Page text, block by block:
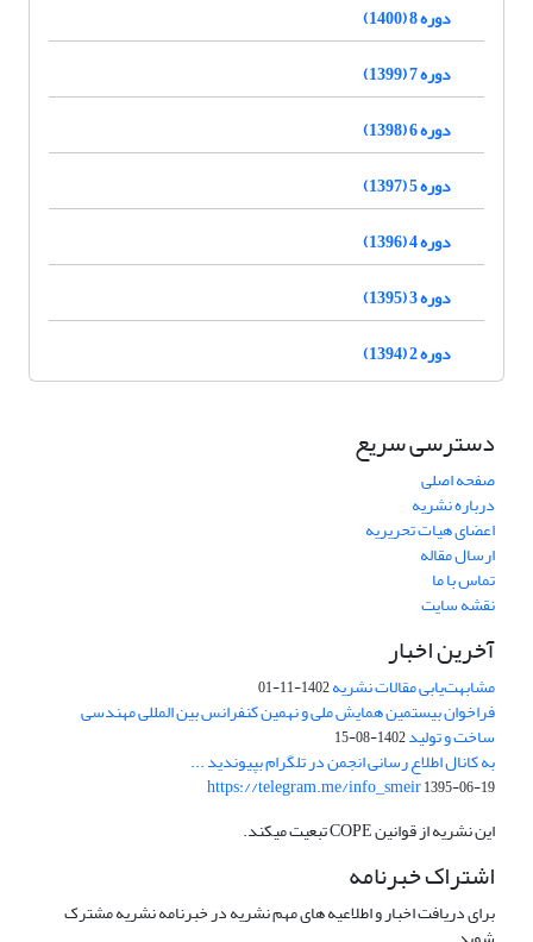
دوره 8 (1400)
دوره 7 (1399)
دوره 6 (1398)
دوره 5 (1397)
دوره 4 (1396)
دوره 3 (1395)
دوره 2 (1394)
دسترسی سریع
صفحه اصلی
درباره نشریه
اعضای هیات تحریریه
ارسال مقاله
تماس با ما
نقشه سایت
آخرین اخبار
مشابهت‌یابی مقالات نشریه1402-11-01
فراخوان بیستمین همایش ملی و نهمین کنفرانس بین المللی مهندسی
ساخت و تولید1402-08-15
به کانال اطلاع رسانی انجمن در تلگرام بپیوندید ...
https://telegram.me/info_smeir1395-06-19
این نشریه از قوانین COPE تبعیت میکند.
اشتراک خبرنامه
برای دریافت اخبار و اطلاعیه های مهم نشریه در خبرنامه نشریه مشترک